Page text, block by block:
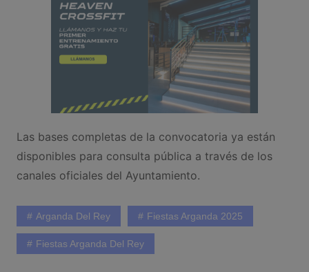
Las bases completas de la convocatoria ya están
disponibles para consulta pública a través de los
canales oficiales del Ayuntamiento.
Arganda Del Rey Fiestas Arganda 2025
Fiestas Arganda Del Rey